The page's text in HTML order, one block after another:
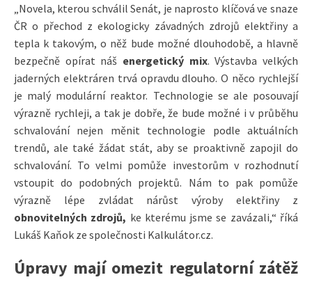
„Novela, kterou schválil Senát, je naprosto klíčová ve snaze
ČR o přechod z ekologicky závadných zdrojů elektřiny a
tepla k takovým, o něž bude možné dlouhodobě, a hlavně
bezpečně opírat náš energetický mix. Výstavba velkých
jaderných elektráren trvá opravdu dlouho. O něco rychlejší
je malý modulární reaktor. Technologie se ale posouvají
výrazně rychleji, a tak je dobře, že bude možné i v průběhu
schvalování nejen měnit technologie podle aktuálních
trendů, ale také žádat stát, aby se proaktivně zapojil do
schvalování. To velmi pomůže investorům v rozhodnutí
vstoupit do podobných projektů. Nám to pak pomůže
výrazně lépe zvládat nárůst výroby elektřiny z
obnovitelných zdrojů, ke kterému jsme se zavázali,“ říká
Lukáš Kaňok ze společnosti Kalkulátor.cz.
Úpravy mají omezit regulatorní zátěž